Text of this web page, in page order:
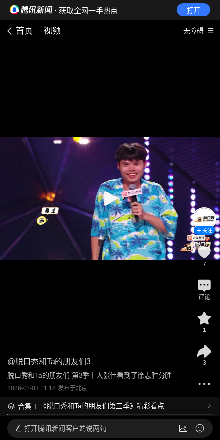
· 获取全网一手热点 打开
首页 视频 无障碍
@脱口秀和Ta的朋友们3
脱口秀和Ta的朋友们 第3季丨大张伟看到了徐志胜分胜
2026-07-03 11:18 发布于北京
合集 《脱口秀和Ta的朋友们第三季》精彩看点
关注
7
评论
1
3
打开腾讯新闻客户端说两句